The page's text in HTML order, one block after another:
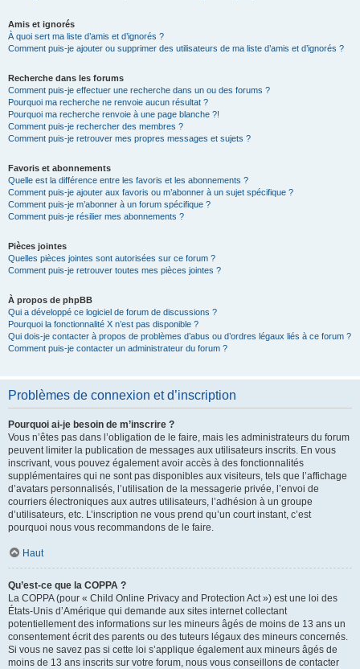
Amis et ignorés
À quoi sert ma liste d’amis et d’ignorés ?
Comment puis-je ajouter ou supprimer des utilisateurs de ma liste d’amis et d’ignorés ?
Recherche dans les forums
Comment puis-je effectuer une recherche dans un ou des forums ?
Pourquoi ma recherche ne renvoie aucun résultat ?
Pourquoi ma recherche renvoie à une page blanche ?!
Comment puis-je rechercher des membres ?
Comment puis-je retrouver mes propres messages et sujets ?
Favoris et abonnements
Quelle est la différence entre les favoris et les abonnements ?
Comment puis-je ajouter aux favoris ou m’abonner à un sujet spécifique ?
Comment puis-je m’abonner à un forum spécifique ?
Comment puis-je résilier mes abonnements ?
Pièces jointes
Quelles pièces jointes sont autorisées sur ce forum ?
Comment puis-je retrouver toutes mes pièces jointes ?
À propos de phpBB
Qui a développé ce logiciel de forum de discussions ?
Pourquoi la fonctionnalité X n’est pas disponible ?
Qui dois-je contacter à propos de problèmes d’abus ou d’ordres légaux liés à ce forum ?
Comment puis-je contacter un administrateur du forum ?
Problèmes de connexion et d’inscription
Pourquoi ai-je besoin de m’inscrire ?
Vous n’êtes pas dans l’obligation de le faire, mais les administrateurs du forum
peuvent limiter la publication de messages aux utilisateurs inscrits. En vous
inscrivant, vous pouvez également avoir accès à des fonctionnalités
supplémentaires qui ne sont pas disponibles aux visiteurs, tels que l’affichage
d’avatars personnalisés, l’utilisation de la messagerie privée, l’envoi de
courriers électroniques aux autres utilisateurs, l’adhésion à un groupe
d’utilisateurs, etc. L’inscription ne vous prend qu’un court instant, c’est
pourquoi nous vous recommandons de le faire.
Haut
Qu’est-ce que la COPPA ?
La COPPA (pour « Child Online Privacy and Protection Act ») est une loi des
États-Unis d’Amérique qui demande aux sites internet collectant
potentiellement des informations sur les mineurs âgés de moins de 13 ans un
consentement écrit des parents ou des tuteurs légaux des mineurs concernés.
Si vous ne savez pas si cette loi s’applique également aux mineurs âgés de
moins de 13 ans inscrits sur votre forum, nous vous conseillons de contacter